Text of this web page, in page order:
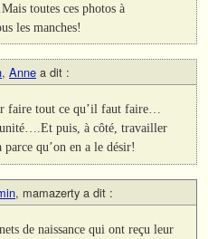
toutes ces photos à
les manches!
, Anne a dit :
faire tout ce qu’il faut faire…
puis, à côté, travailler
qu’on en a le désir!
, mamazerty a dit :
de naissance qui ont reçu leur